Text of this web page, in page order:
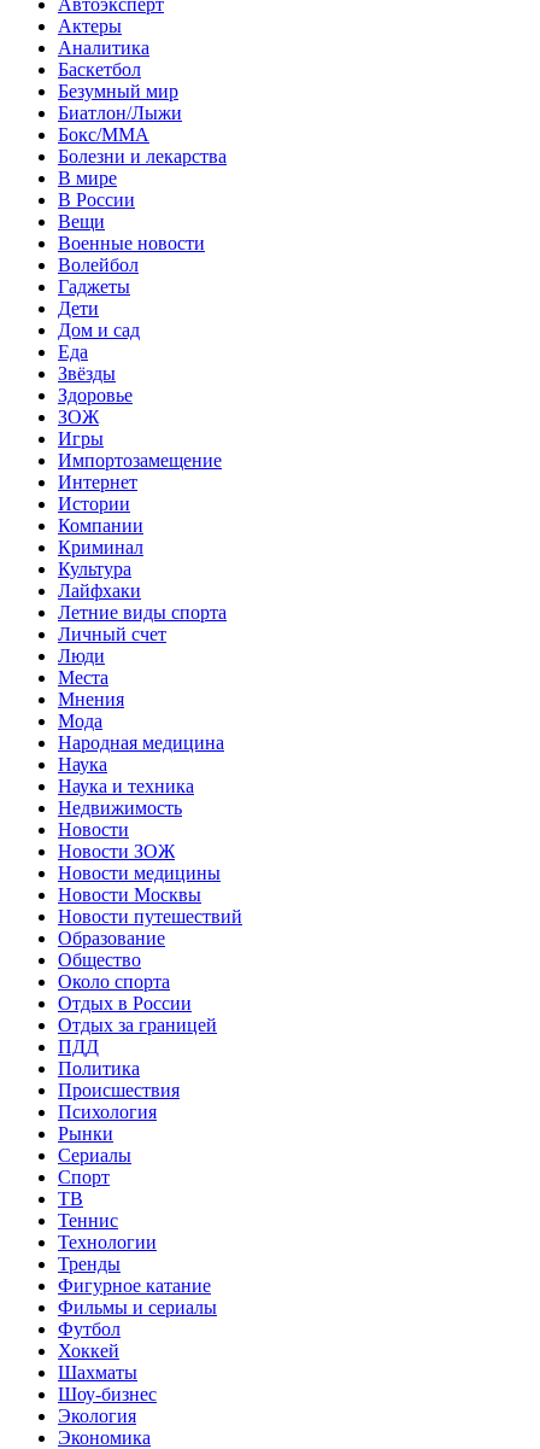
Актеры
Аналитика
Баскетбол
Безумный мир
Биатлон/Лыжи
Бокс/MMA
Болезни и лекарства
В мире
В России
Вещи
Военные новости
Волейбол
Гаджеты
Дети
Дом и сад
Еда
Звёзды
Здоровье
ЗОЖ
Игры
Импортозамещение
Интернет
Истории
Компании
Криминал
Культура
Лайфхаки
Летние виды спорта
Личный счет
Люди
Места
Мнения
Мода
Народная медицина
Наука
Наука и техника
Недвижимость
Новости
Новости ЗОЖ
Новости медицины
Новости Москвы
Новости путешествий
Образование
Общество
Около спорта
Отдых в России
Отдых за границей
ПДД
Политика
Происшествия
Психология
Рынки
Сериалы
Спорт
ТВ
Теннис
Технологии
Тренды
Фигурное катание
Фильмы и сериалы
Футбол
Хоккей
Шахматы
Шоу-бизнес
Экология
Экономика